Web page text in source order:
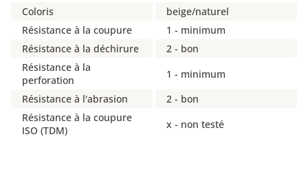
Coloris
beige/naturel
Résistance à la coupure
1 - minimum
Résistance à la déchirure
2 - bon
Résistance à la
perforation
1 - minimum
Résistance à l'abrasion
2 - bon
Résistance à la coupure
ISO (TDM)
x - non testé